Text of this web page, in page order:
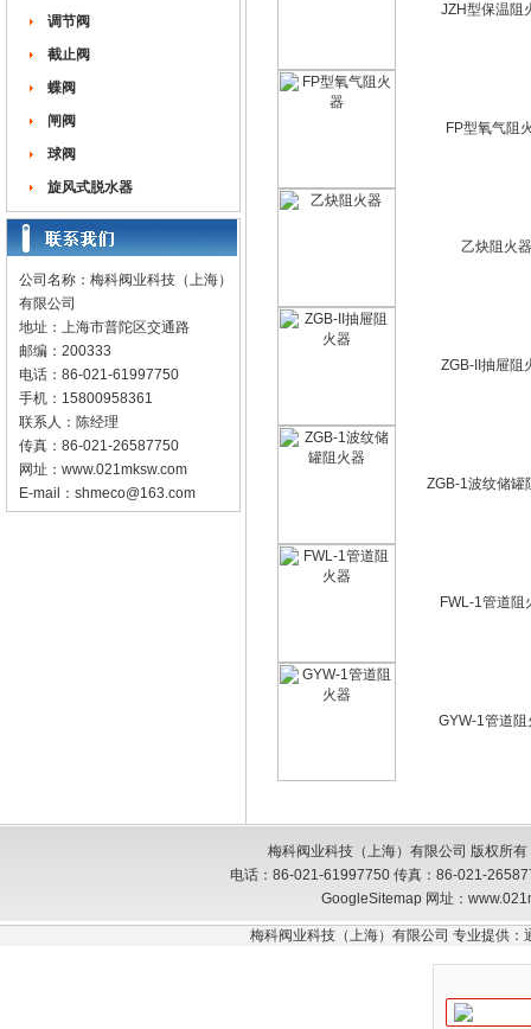
调节阀
截止阀
蝶阀
闸阀
球阀
旋风式脱水器
公司名称：梅科阀业科技（上海）
有限公司
地址：上海市普陀区交通路
邮编：200333
电话：86-021-61997750
手机：15800958361
联系人：陈经理
传真：86-021-26587750
网址： www.021mksw.com
E-mail： shmeco@163.com
JZH型保温阻
FP型氧气阻
乙炔阻火器
ZGB-II抽屉阻
ZGB-1波纹储罐
FWL-1管道阻
GYW-1管道阻
梅科阀业科技（上海）有限公司 版权所
电话：86-021-61997750 传真：86-021-
GoogleSitemap网址：
梅科阀业科技（上海）有限公司 专业提供